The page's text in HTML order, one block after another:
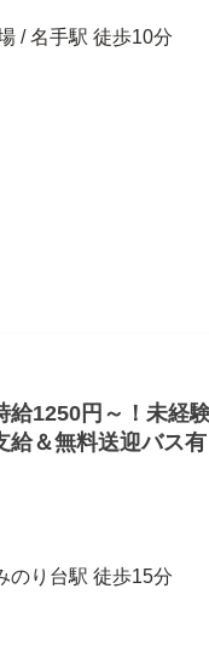
/ 名手駅 徒歩10分
1250円～！未経
給＆無料送迎バス
のり台駅 徒歩15分